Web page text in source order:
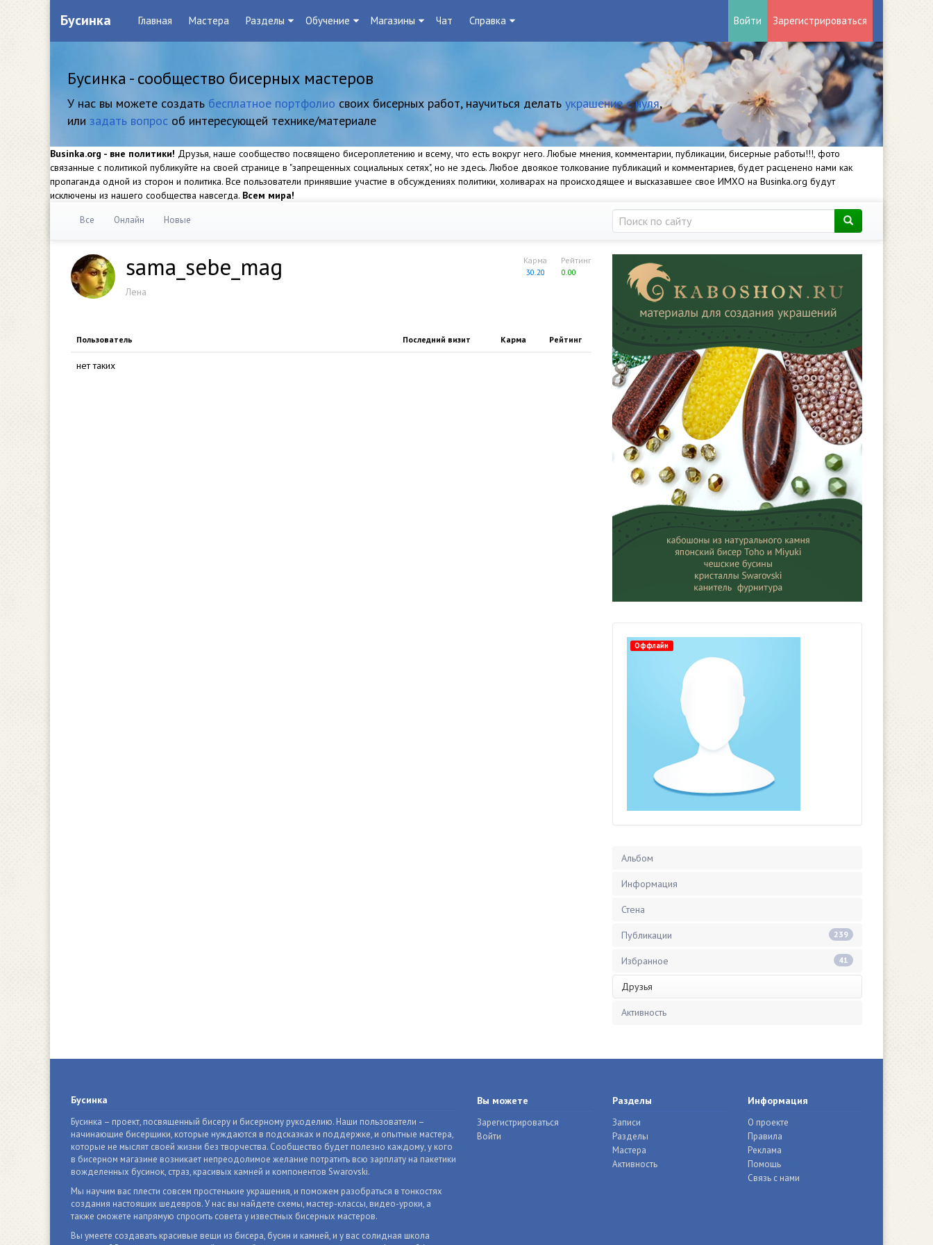
Бусинка Главная Мастера Разделы Обучение Магазины Чат Справка Войти Зарегистрироваться
Бусинка - сообщество бисерных мастеров
У нас вы можете создать бесплатное портфолио своих бисерных работ, научиться делать украшение с нуля,
или задать вопрос об интересующей технике/материале
Businka.org - вне политики! Друзья, наше сообщество посвящено бисероплетению и всему, что есть вокруг него. Любые мнения, комментарии, публикации, бисерные работы!!!, фото
связанные с политикой публикуйте на своей странице в "запрещенных социальных сетях", но не здесь. Любое двоякое толкование публикаций и комментариев, будет расценено нами как
пропаганда одной из сторон и политика. Все пользователи принявшие участие в обсуждениях политики, холиварах на происходящее и высказавшее свое ИМХО на Businka.org будут
исключены из нашего сообщества навсегда. Всем мира!
Все Онлайн Новые
Рейтинг
0.00
Карма
30.20
sama_sebe_mag
Лена
Пользователь Последний визит Карма Рейтинг
нет таких
Оффлайн
Альбом
Информация
Стена
Публикации 239
Избранное 41
Друзья
Активность
Бусинка
Бусинка – проект, посвященный бисеру и бисерному рукоделию. Наши пользователи –
начинающие бисерщики, которые нуждаются в подсказках и поддержке, и опытные мастера,
которые не мыслят своей жизни без творчества. Сообщество будет полезно каждому, у кого
в бисерном магазине возникает непреодолимое желание потратить всю зарплату на пакетики
вожделенных бусинок, страз, красивых камней и компонентов Swarovski.
Мы научим вас плести совсем простенькие украшения, и поможем разобраться в тонкостях
создания настоящих шедевров. У нас вы найдете схемы, мастер-классы, видео-уроки, а
также сможете напрямую спросить совета у известных бисерных мастеров.
Вы умеете создавать красивые вещи из бисера, бусин и камней, и у вас солидная школа
Вы можете
Зарегистрироваться
Войти
Разделы
Записи
Разделы
Мастера
Активность
Информация
О проекте
Правила
Реклама
Помощь
Связь с нами